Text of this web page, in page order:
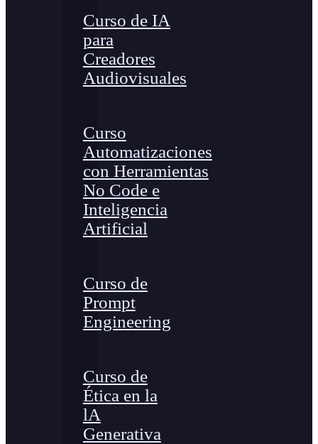
Curso de IA
para
Creadores
Audiovisuales
Curso
Automatizaciones
con Herramientas
No Code e
Inteligencia
Artificial
Curso de
Prompt
Engineering
Curso de
Ética en la
lA
Generativa